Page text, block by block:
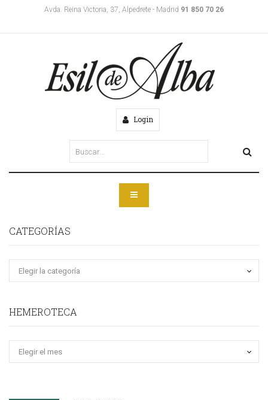
Avda. Reina Victoria, 37, Alpedrete - Madrid 91 850 70 26
Login
CATEGORÍAS
HEMEROTECA